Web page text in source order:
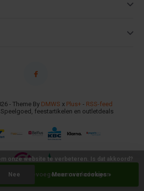
Toevoegen aan winkelwagen
- Theme By DMWS x Plus+ - RSS-feed
feestartikelen en outletdeals
onze website te verbeteren. Is dat akkoord?
Nee Meer over cookies »